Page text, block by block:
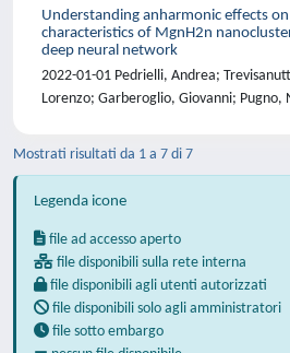
Understanding anharmonic effects
characteristics of MgnH2n
deep neural network
2022-01-01 Pedrielli, Andrea;
Lorenzo; Garberoglio, Giovanni; Pugno,
Mostrati risultati da 1 a 7 di 7
Legenda icone
file ad accesso aperto
file disponibili sulla rete interna
file disponibili agli utenti autorizzati
file disponibili solo agli amministratori
file sotto embargo